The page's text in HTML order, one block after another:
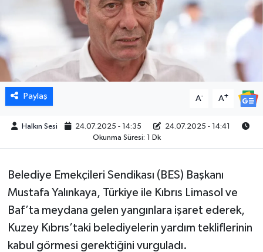
Paylaş A- A+
Halkın Sesi 24.07.2025 - 14:35
24.07.2025 - 14:41
Okunma Süresi: 1 Dk
Belediye Emekçileri Sendikası (BES) Başkanı
Mustafa Yalınkaya, Türkiye ile Kıbrıs Limasol ve
Baf’ta meydana gelen yangınlara işaret ederek,
Kuzey Kıbrıs’taki belediyelerin yardım tekliflerinin
kabul görmesi gerektiğini vurguladı.